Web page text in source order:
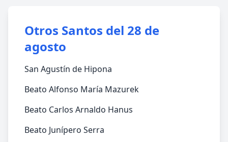
Otros Santos del 28 de
agosto
San Agustín de Hipona
Beato Alfonso María Mazurek
Beato Carlos Arnaldo Hanus
Beato Junípero Serra